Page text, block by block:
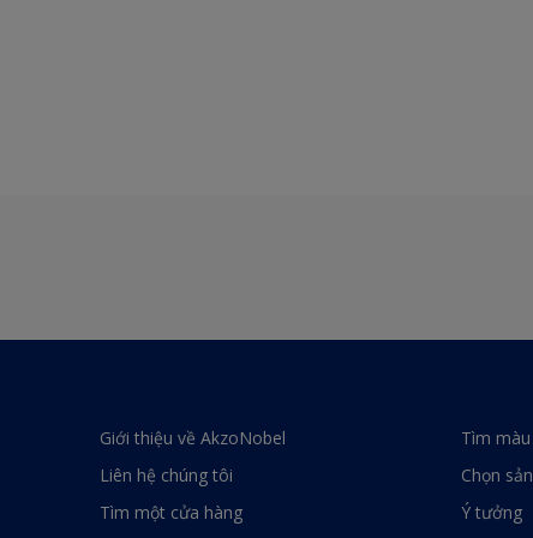
Giới thiệu về AkzoNobel
Liên hệ chúng tôi
Tìm một cửa hàng
Tìm
Chọn
Ý tưởng